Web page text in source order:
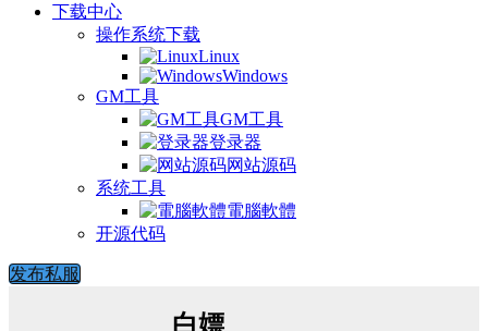
下载中心
操作系统下载
Linux
Windows
GM工具
GM工具
登录器
网站源码
系统工具
電腦軟體
开源代码
发布私服
白嫖